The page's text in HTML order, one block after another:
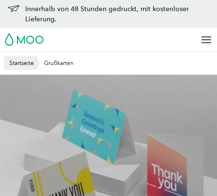
Zu
Hauptinhalt
Innerhalb von 48 Stunden gedruckt, mit kostenloser
Lieferung.
MOO
Startseite Grußkarten